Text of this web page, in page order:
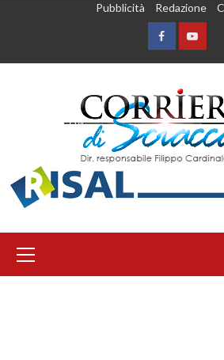
Pubblicità Redazione
Facebook
principale